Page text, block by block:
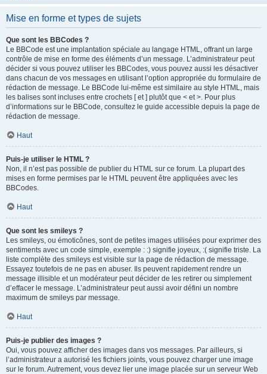
Mise en forme et types de sujets
Que sont les BBCodes ?
Le BBCode est une implantation spéciale au langage HTML, offrant un large
contrôle de mise en forme des éléments d’un message. L’administrateur peut
décider si vous pouvez utiliser les BBCodes, vous pouvez aussi les désactiver
dans chacun de vos messages en utilisant l’option appropriée du formulaire de
rédaction de message. Le BBCode lui-même est similaire au style HTML, mais
les balises sont incluses entre crochets [ et ] plutôt que < et >. Pour plus
d’informations sur le BBCode, consultez le guide accessible depuis la page de
rédaction de message.
Haut
Puis-je utiliser le HTML ?
Non, il n’est pas possible de publier du HTML sur ce forum. La plupart des
mises en forme permises par le HTML peuvent être appliquées avec les
BBCodes.
Haut
Que sont les smileys ?
Les smileys, ou émoticônes, sont de petites images utilisées pour exprimer des
sentiments avec un code simple, exemple : :) signifie joyeux, :( signifie triste. La
liste complète des smileys est visible sur la page de rédaction de message.
Essayez toutefois de ne pas en abuser. Ils peuvent rapidement rendre un
message illisible et un modérateur peut décider de les retirer ou simplement
d’effacer le message. L’administrateur peut aussi avoir défini un nombre
maximum de smileys par message.
Haut
Puis-je publier des images ?
Oui, vous pouvez afficher des images dans vos messages. Par ailleurs, si
l’administrateur a autorisé les fichiers joints, vous pouvez charger une image
sur le forum. Autrement, vous devez lier une image placée sur un serveur Web